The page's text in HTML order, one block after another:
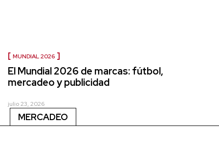
MUNDIAL 2026
El Mundial 2026 de marcas: fútbol,
mercadeo y publicidad
julio 23, 2026
MERCADEO